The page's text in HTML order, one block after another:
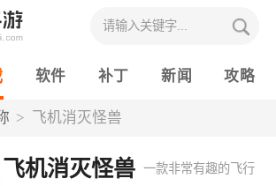
软件 补丁 新闻 攻略
飞机消灭怪兽
飞机消灭怪兽 一款非常有趣的飞行